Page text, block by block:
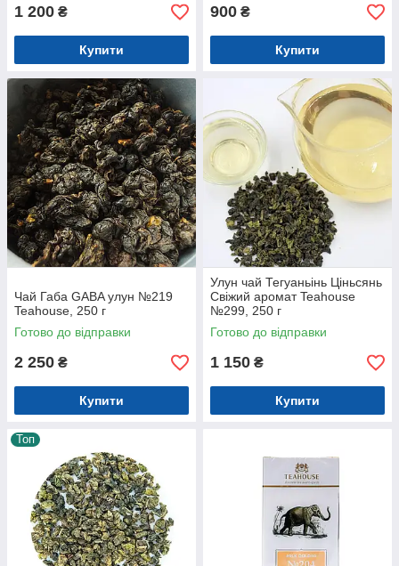
1 200 ₴
Купити
900 ₴
Купити
Чай Габа GABA улун №219
Teahouse, 250 г
Готово до відправки
2 250 ₴
Купити
Улун чай Тегуаньінь Ціньсянь
Свіжий аромат Teahouse
№299, 250 г
Готово до відправки
1 150 ₴
Купити
Топ